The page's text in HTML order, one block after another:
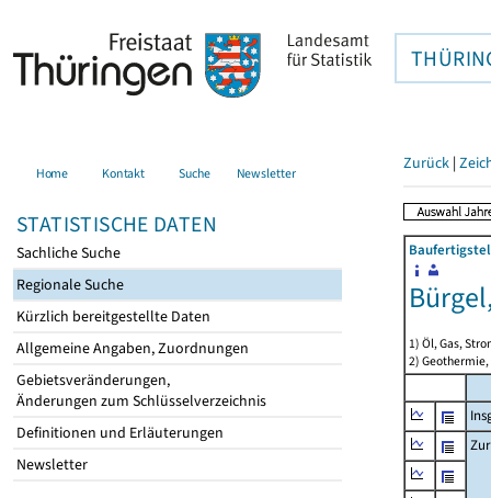
Home Kontakt Suche Newsletter
STATISTISCHE DATEN
Sachliche Suche
Regionale Suche
Kürzlich bereitgestellte Daten
Allgemeine Angaben, Zuordnungen
Gebietsveränderungen,
Änderungen zum Schlüsselverzeichnis
Definitionen und Erläuterungen
Newsletter
Zurück |
1) Öl, Gas,
2)